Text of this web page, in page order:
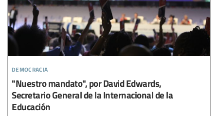
democracia
"Nuestro mandato", por David Edwards,
Secretario General de la Internacional de la
Educación